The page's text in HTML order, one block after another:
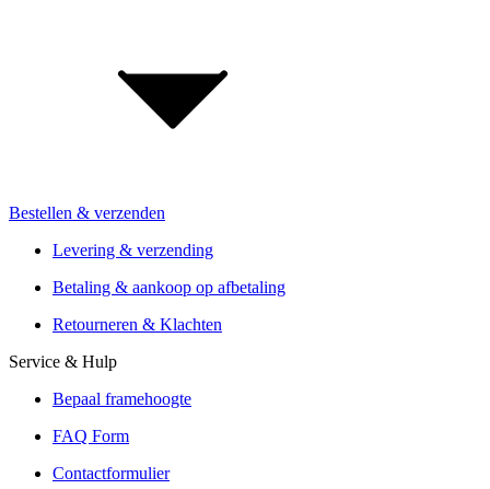
Voor retailers & merken: B2B Informatie
Installatie van de vakhandel
Aanbiedingen van meer dan 300 winkels
Verzending of Click & Collect
Reservering & proefrit ter plaatse
Bestellen & verzenden
Levering & verzending
Betaling & aankoop op afbetaling
Retourneren & Klachten
Service & Hulp
Bepaal framehoogte
FAQ Form
Contactformulier